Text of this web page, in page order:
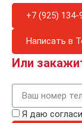
+7 (925) 134-
Написать в
Или
Я даю